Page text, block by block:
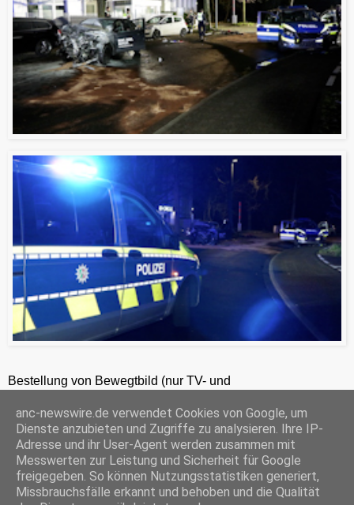
Bestellung von Bewegtbild (nur TV- und
ANC-NEWS-TELEVISION GmbH, Laaksweg 7, 45359 Essen, HRB 12411, Amtsgericht Essen, Geschäftsführer: C. Anhuth
C
o
p
y
L
E
m
a
i
l
W
h
a
t
s
P
r
i
n
S
h
a
r
e
‹ Startseite
anc-newswire.de verwendet Cookies von Google, um
Dienste anzubieten und Zugriffe zu analysieren. Ihre IP-
Adresse und ihr User-Agent werden zusammen mit
Messwerten zur Leistung und Sicherheit für Google
freigegeben. So können Nutzungsstatistiken generiert,
Missbrauchsfälle erkannt und behoben und die Qualität